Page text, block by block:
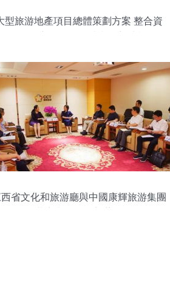
型旅游地產項目總體策劃方案 整合資
省文化和旅游廳與中國康輝旅游集團